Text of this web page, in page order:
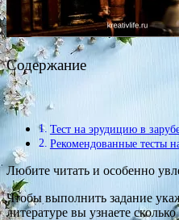
Содержание
Тест на эрудицию в
Рекомендованные тесты
Любите читать и особенно
Чтобы выполнить задание
литературе вы узнаете